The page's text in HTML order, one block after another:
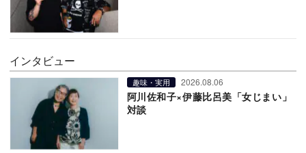
インタビュー
趣味・実用 2026.08.06
阿川佐和子×伊藤比呂美「女じまい」
対談